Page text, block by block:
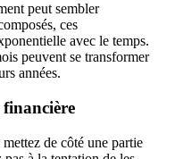
peut sembler
ces
avec le temps.
peuvent se transformer
années.
de côté une partie